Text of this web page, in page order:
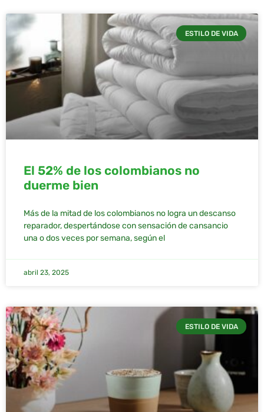
ESTILO DE VIDA
El 52% de los colombianos no
duerme bien
Más de la mitad de los colombianos no logra un descanso
reparador, despertándose con sensación de cansancio
una o dos veces por semana, según el
abril 23, 2025
ESTILO DE VIDA